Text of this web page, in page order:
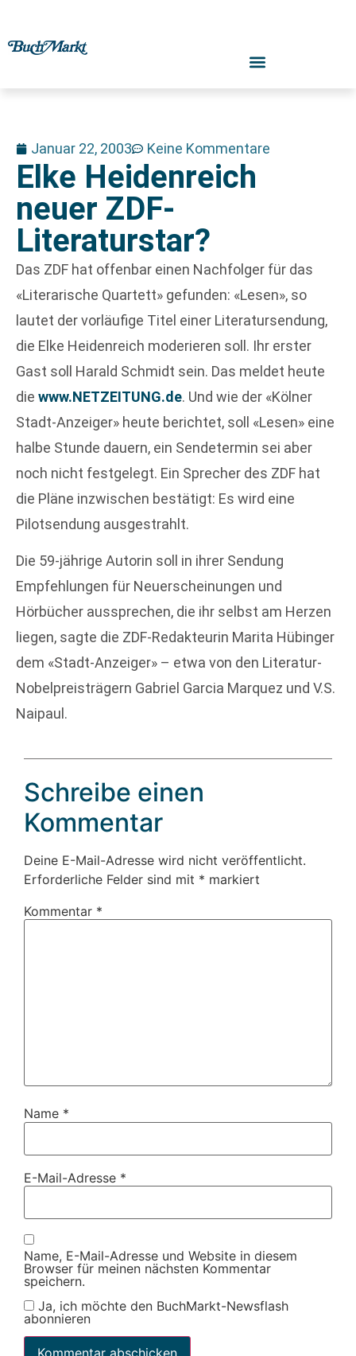
Januar 22, 2003 Keine Kommentare
Elke Heidenreich
neuer ZDF-
Literaturstar?
Das ZDF hat offenbar einen Nachfolger für das
«Literarische Quartett» gefunden: «Lesen», so
lautet der vorläufige Titel einer Literatursendung,
die Elke Heidenreich moderieren soll. Ihr erster
Gast soll Harald Schmidt sein. Das meldet heute
die www.NETZEITUNG.de. Und wie der «Kölner
Stadt-Anzeiger» heute berichtet, soll «Lesen» eine
halbe Stunde dauern, ein Sendetermin sei aber
noch nicht festgelegt. Ein Sprecher des ZDF hat
die Pläne inzwischen bestätigt: Es wird eine
Pilotsendung ausgestrahlt.
Die 59-jährige Autorin soll in ihrer Sendung
Empfehlungen für Neuerscheinungen und
Hörbücher aussprechen, die ihr selbst am Herzen
liegen, sagte die ZDF-Redakteurin Marita Hübinger
dem «Stadt-Anzeiger» – etwa von den Literatur-
Nobelpreisträgern Gabriel Garcia Marquez und V.S.
Naipaul.
Schreibe einen
Kommentar
Deine E-Mail-Adresse wird nicht veröffentlicht.
Erforderliche Felder sind mit * markiert
Kommentar *
Name *
E-Mail-Adresse *
Name, E-Mail-Adresse und Website in diesem
Browser für meinen nächsten Kommentar
speichern.
Ja, ich möchte den BuchMarkt-Newsflash
abonnieren